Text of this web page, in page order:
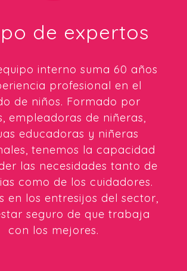
de expertos
interno suma 60 años
profesional en el
de niños. Formado por
empleadoras de niñeras,
educadoras y niñeras
tenemos la capacidad
las necesidades tanto de
como de los cuidadores.
en los entresijos del sector,
seguro de que trabaja
con los mejores.